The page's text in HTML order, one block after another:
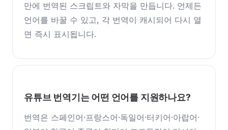
만에 번역된 스크립트와 자막을 만듭니다. 언제든
언어를 바꿀 수 있고, 각 번역이 캐시되어 다시 열
면 즉시 표시됩니다.
유튜브 번역기는 어떤 언어를 지원하나요?
번역은 스페인어·프랑스어·독일어·터키어·아랍어·